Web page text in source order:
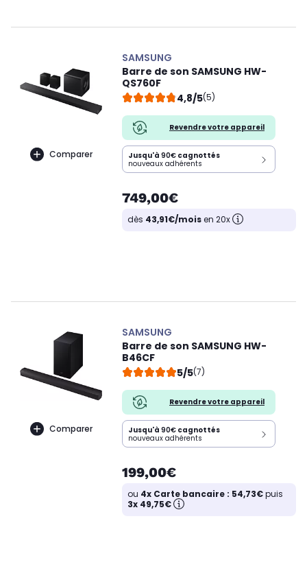
Comparer
SAMSUNG
Barre de son SAMSUNG HW-
QS760F
4,8/5(5)
Revendre votre appareil
Jusqu'à 90€ cagnottés
nouveaux adhérents
749,00€
dès 43,91€/moisen 20x
Comparer
SAMSUNG
Barre de son SAMSUNG HW-
B46CF
5/5(7)
Revendre votre appareil
Jusqu'à 90€ cagnottés
nouveaux adhérents
199,00€
ou 4x Carte bancaire : 54,73€puis
3x 49,75€